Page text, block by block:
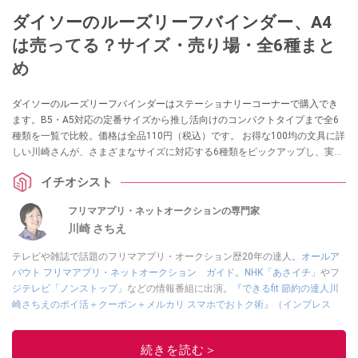
ダイソーのルーズリーフバインダー、A4
は売ってる？サイズ・売り場・全6種まと
め
ダイソーのルーズリーフバインダーはステーショナリーコーナーで購入でき
ます。B5・A5対応の定番サイズから推し活向けのコンパクトタイプまで全6
種類を一覧で比較。価格は全品110円（税込）です。 お得な100均の文具に詳
しい川崎さんが、さまざまなサイズに対応する6種類をピックアップし、実際
イチオシスト
フリマアプリ・ネットオークションの専門家
川崎 さちえ
テレビや雑誌で話題のフリマアプリ・オークション歴20年の達人。 オールア
バウト フリマアプリ・ネットオークション ガイド。 NHK「あさイチ」 やフ
ジテレビ「ノンストップ」 などの情報番組に出演。
『できるfit 節約の達人川
崎さちえのポイ活＋クーポン＋メルカリ スマホでおトク術』（インプレス
的に稼ぐ！』（翔泳社刊）
続きを読む＞